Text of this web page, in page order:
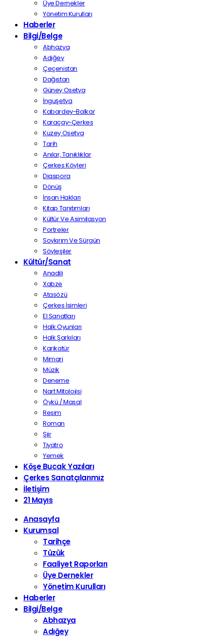
Üye Dernekler
Yönetim Kurulları
Haberler
Bilgi/Belge
Abhazya
Adığey
Çeçenistan
Dağıstan
Güney Osetya
İnguşetya
Kabardey-Balkar
Karaçay-Çerkes
Kuzey Osetya
Tarih
Anılar, Tanıklıklar
Çerkes Köyleri
Diaspora
Dönüş
İnsan Hakları
Kitap Tanıtımları
Kültür Ve Asimilasyon
Portreler
Soykırım Ve Sürgün
Söyleşiler
Kültür/Sanat
Anadili
Xabze
Atasözü
Çerkes İsimleri
El Sanatları
Halk Oyunları
Halk Şarkıları
Karikatür
Mimari
Müzik
Deneme
Nart Mitolojisi
Öykü / Masal
Resim
Roman
Şiir
Tiyatro
Yemek
Köşe Bucak Yazıları
Çerkes Sanatçılarımız
İletişim
21 Mayıs
Anasayfa
Kurumsal
Tarihçe
Tüzük
Faaliyet Raporları
Üye Dernekler
Yönetim Kurulları
Haberler
Bilgi/Belge
Abhazya
Adığey